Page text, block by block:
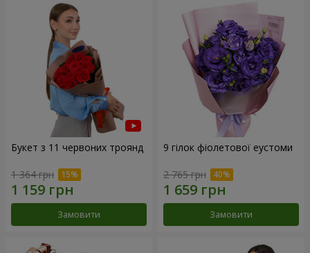
Букет з 11 червоних троянд
1 364 грн
Замовити
9 гілок фіолетової еустоми
2 765 грн
Замовити